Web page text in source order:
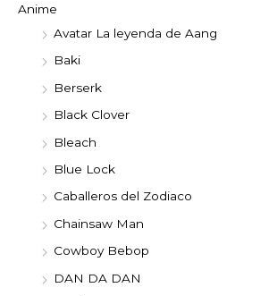
Anime
Avatar La leyenda de Aang
Baki
Berserk
Black Clover
Bleach
Blue Lock
Caballeros del Zodiaco
Chainsaw Man
Cowboy Bebop
DAN DA DAN